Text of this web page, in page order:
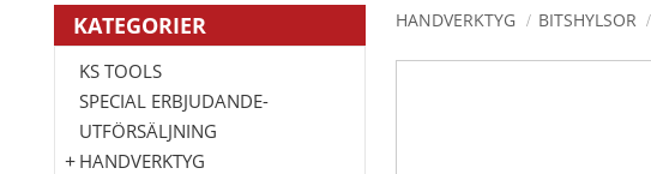
HANDVERKTYG BITSHYLSOR
KATEGORIER
KS TOOLS
SPECIAL ERBJUDANDE-
UTFÖRSÄLJNING
HANDVERKTYG